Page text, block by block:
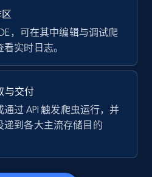
Locations, Followers,
Specialties, and
注册使用
区
，可在其中编辑与调试爬
实时日志。
与交付
通过 API 触发爬虫运行，并
递到各大主流存储目的